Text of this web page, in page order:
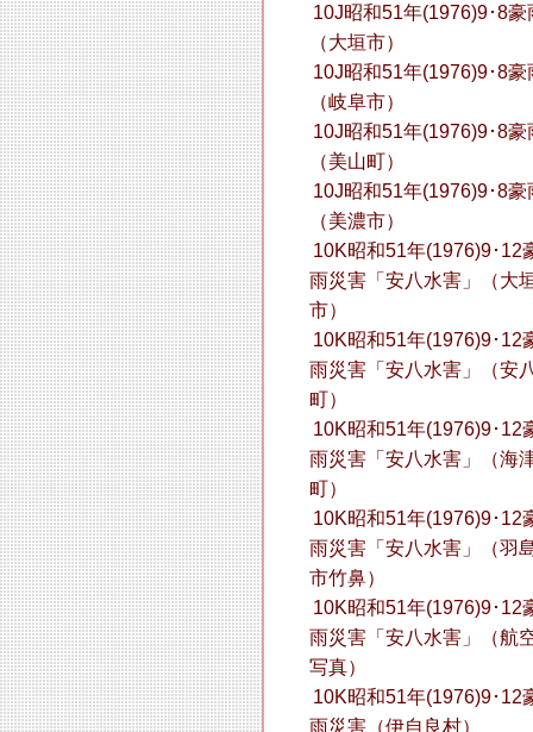
10J昭和51年(1976)9･8豪
（大垣市）
10J昭和51年(1976)9･8豪
（岐阜市）
10J昭和51年(1976)9･8豪
（美山町）
10J昭和51年(1976)9･8豪
（美濃市）
10K昭和51年(1976)9･12
雨災害「安八水害」（大
市）
10K昭和51年(1976)9･12
雨災害「安八水害」（安八
町）
10K昭和51年(1976)9･12
雨災害「安八水害」（海
町）
10K昭和51年(1976)9･12
雨災害「安八水害」（羽
市竹鼻）
10K昭和51年(1976)9･12
雨災害「安八水害」（航
写真）
10K昭和51年(1976)9･12
雨災害（伊自良村）